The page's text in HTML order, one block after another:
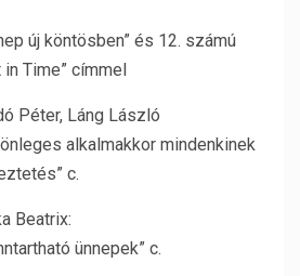
új köntösben” és 12. számú
Time” címmel
Péter, Láng László
alkalmakkor mindenkinek
c.
Beatrix:
ünnepek” c.